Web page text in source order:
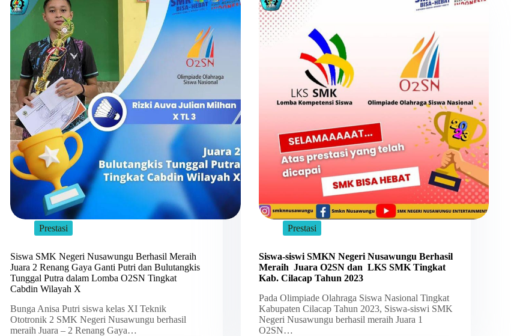
Prestasi
Siswa SMK Negeri Nusawungu Berhasil Meraih
Juara 2 Renang Gaya Ganti Putri dan Bulutangkis
Tunggal Putra dalam Lomba O2SN Tingkat
Cabdin Wilayah X
Bunga Anisa Putri siswa kelas XI Teknik
Ototronik 2 SMK Negeri Nusawungu berhasil
meraih Juara – 2 Renang Gaya…
Prestasi
Siswa-siswi SMKN Negeri Nusawungu Berhasil
Meraih Juara O2SN dan LKS SMK Tingkat
Kab. Cilacap Tahun 2023
Pada Olimpiade Olahraga Siswa Nasional Tingkat
Kabupaten Cilacap Tahun 2023, Siswa-siswi SMK
Negeri Nusawungu berhasil meraih Juara 1
O2SN…